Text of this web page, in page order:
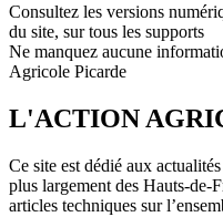
Consultez les versions
du site, sur tous les supports
Ne manquez aucune
Agricole Picarde
L'ACTION
Ce site est dédié aux
plus largement des Hauts-de-
articles techniques sur